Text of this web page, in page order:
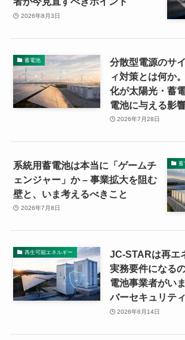
2026年8月3日
蓄電池
分散型電源のサ
ィ対策とは何か
化が太陽光・蓄
電池に与える影
2026年7月28日
蓄
系統用蓄電池は本当に「ゲームチ
ェンジャー」か – 事業拡大を阻む
壁と、いま考えるべきこと
2026年7月8日
再生可能エネルギー
JC-STARは再エ
実務要件になる
電池事業者がい
バーセキュリテ
2026年6月14日